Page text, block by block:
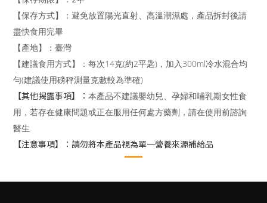
【保存方式】：避免放置陽光直射、高溫潮濕處，產品拆封後請
盡快食用完畢
【產地】：臺灣
【建議食用方式】： 每次14克(約2平匙)，加入300ml冷水混合均
勻(建議使用磅秤測量克數較為準確)
【其他揭露事項】： 本產品不建議嬰幼兒、孕婦和哺乳期女性食
用，若存在健康問題或正在服用任何處方藥劑，請在使用前諮詢
醫生
【注意事項】：請勿將本產品視為單一營養來源補給品